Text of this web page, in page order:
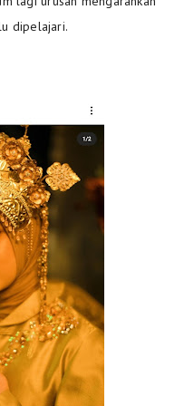
dipelajari.